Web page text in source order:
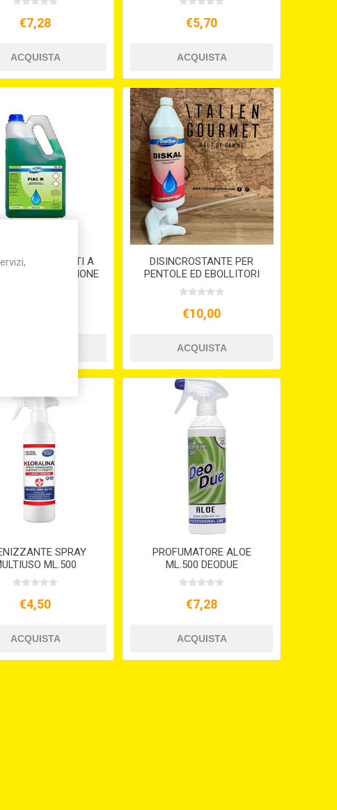
€7,28 €5,70
PER PIATTI A
LT.5 PIAC M. LIMONE
DISINCROSTANTE PER
PENTOLE ED EBOLLITORI
DISKAL LT.1
€10,00
SPRAY
ML.500
OXYALCOL
POWER
€4,50
PROFUMATORE ALOE
ML.500 DEODUE
€7,28